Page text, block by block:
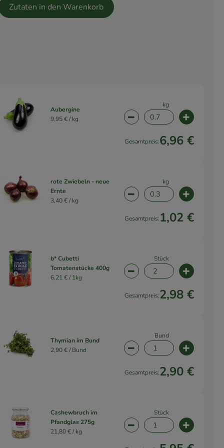
Zutaten in den Warenkorb
ändern
Aubergine
9,95 € /kg
kg
Artikelanzahl verringern
Gesamtpreis:6,96 €
ändern
rote Zwiebeln - neue
Ernte
3,40 € /kg
kg
Artikelanzahl verringern
Gesamtpreis:1,02 €
ändern
b* Cubetti
Tomatenstücke 400g
6,21 € /1kg
Stück
Artikelanzahl verringern
Gesamtpreis:2,98 €
ändern
Thymian im Bund
2,90 € /Bund
Bund
Artikelanzahl verringern
Gesamtpreis:2,90 €
ändern
Cashewbruch im
Pfandglas 275g
21,80 € /kg
Stück
Artikelanzahl verringern